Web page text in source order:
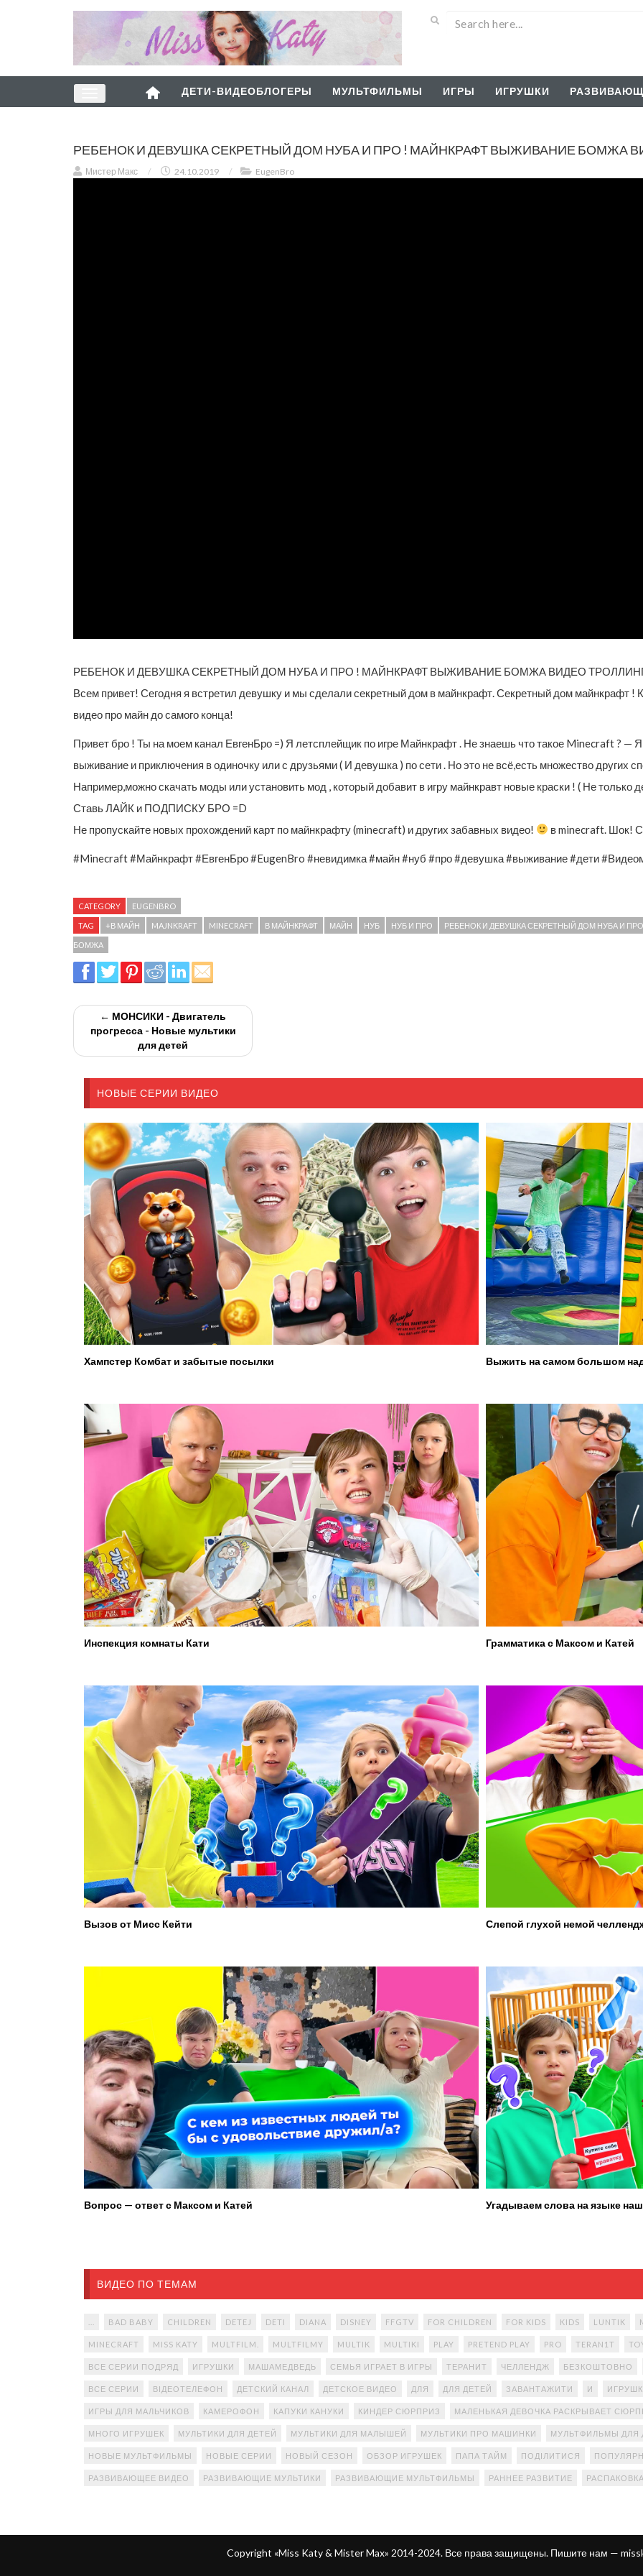
ДЕТИ-ВИДЕОБЛОГЕРЫ МУЛЬТФИЛЬМЫ ИГРЫ ИГРУШКИ
РЕБЕНОК И ДЕВУШКА СЕКРЕТНЫЙ ДОМ НУБА И ПРО ! МАЙНКРАФТ ВЫЖИВАНИЕ БОМЖА
Мистер Макс / 24.10.2019 / EugenBro
РЕБЕНОК И ДЕВУШКА СЕКРЕТНЫЙ ДОМ НУБА И ПРО ! МАЙНКРАФТ ВЫЖИВАНИЕ БОМЖА ВИДЕО ТРОЛЛИНГ
Всем привет! Сегодня я встретил девушку и мы сделали секретный дом в майнкрафт. Секретный дом майнкрафт !
видео про майн до самого конца!
Привет бро ! Ты на моем канал ЕвгенБро =) Я летсплейщик по игре Майнкрафт . Не знаешь что такое Minecraft ? —
выживание и приключения в одиночку или с друзьями ( И девушка ) по сети . Но это не всё,есть множество других
Например,можно скачать моды или установить мод , который добавит в игру майнкравт новые краски ! ( Не только
Ставь ЛАЙК и ПОДПИСКУ БРО =D
Не пропускайте новых прохождений карт по майнкрафту (minecraft) и других забавных видео!
в minecraft. Шок!
#Minecraft #Майнкрафт #ЕвгенБро #EugenBro #невидимка #майн #нуб #про #девушка #выживание #дети
CATEGORY EUGENBRO
TAG +В МАЙН MAJNKRAFT MINECRAFT В МАЙНКРАФТ МАЙН НУБ НУБ И ПРО РЕБЕНОК И ДЕВУШКА СЕКРЕТНЫЙ ДОМ НУБА И
БОМЖА
← МОНСИКИ - Двигатель
прогресса - Новые мультики
для детей
НОВЫЕ СЕРИИ ВИДЕО
Хампстер Комбат и забытые посылки Выжить на самом большом
Инспекция комнаты Кати Грамматика с Максом и Катей
Вызов от Мисс Кейти Слепой глухой немой
Вопрос — ответ с Максом и Катей Угадываем слова на языке
ВИДЕО ПО ТЕМАМ
BAD BABY CHILDREN DETEJ DETI DIANA DISNEY FFGTV FOR CHILDREN FOR KIDS KIDS LUNTIK
MINECRAFT MISS KATY MULTFILM. MULTFILMY MULTIK MULTIKI PLAY PRETEND PLAY PRO TERAN1T
ВСЕ СЕРИИ ПОДРЯД ИГРУШКИ МАШАМЕДВЕДЬ СЕМЬЯ ИГРАЕТ В ИГРЫ ТЕРАНИТ ЧЕЛЛЕНДЖ БЕЗКОШТОВНО
ВСЕ СЕРИИ ВІДЕОТЕЛЕФОН ДЕТСКИЙ КАНАЛ ДЕТСКОЕ ВИДЕО ДЛЯ ДЛЯ ДЕТЕЙ ЗАВАНТАЖИТИ И
ИГРЫ ДЛЯ МАЛЬЧИКОВ КАМЕРОФОН КАПУКИ КАНУКИ КИНДЕР СЮРПРИЗ МАЛЕНЬКАЯ ДЕВОЧКА РАСКРЫВАЕТ
МНОГО ИГРУШЕК МУЛЬТИКИ ДЛЯ ДЕТЕЙ МУЛЬТИКИ ДЛЯ МАЛЫШЕЙ МУЛЬТИКИ ПРО МАШИНКИ МУЛЬТФИЛЬМЫ ДЛЯ
НОВЫЕ МУЛЬТФИЛЬМЫ НОВЫЕ СЕРИИ НОВЫЙ СЕЗОН ОБЗОР ИГРУШЕК ПАПА ТАЙМ ПОДІЛИТИСЯ
РАЗВИВАЮЩЕЕ ВИДЕО РАЗВИВАЮЩИЕ МУЛЬТИКИ РАЗВИВАЮЩИЕ МУЛЬТФИЛЬМЫ РАННЕЕ РАЗВИТИЕ
Copyright «Miss Katy & Mister Max» 2014-2024. Все права защищены. Пишите нам —